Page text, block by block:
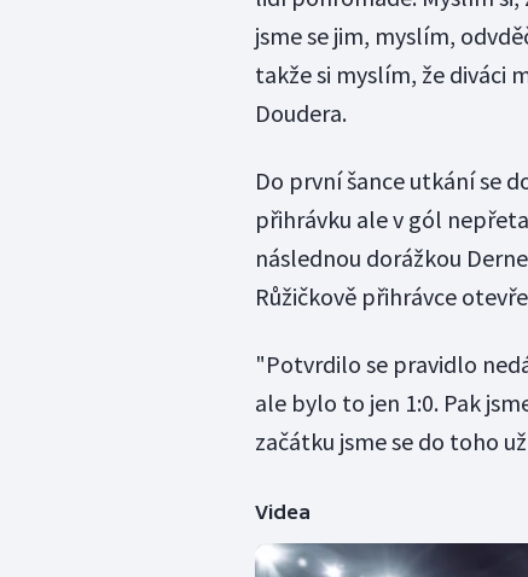
jsme se jim, myslím,
takže si myslím, že diváci
Doudera.
Do první šance utkání se
přihrávku ale v gól
následnou dorážkou
Růžičkově přihrávce
"Potvrdilo se pravidlo
ale bylo to jen 1:0. Pak
začátku jsme se do toho
Videa